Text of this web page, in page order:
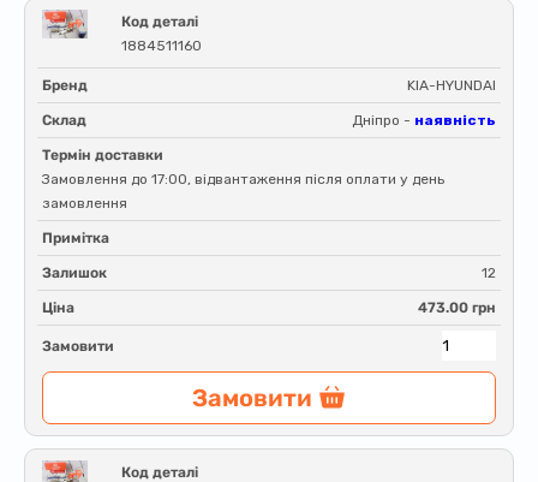
Код деталі
1884511160
Бренд KIA-HYUNDAI
Склад Дніпро - наявність
Термін доставки
Замовлення до 17:00, відвантаження після оплати у день
замовлення
Примітка
Залишок 12
Ціна 473.00 грн
Замовити
Замовити
Код деталі